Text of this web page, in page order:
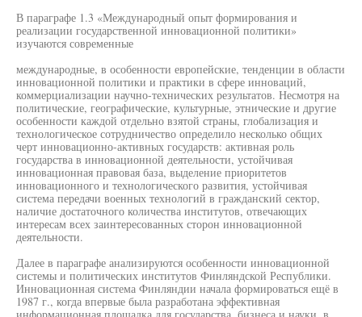
В параграфе 1.3 «Международный опыт формирования и
реализации государственной инновационной политики»
изучаются современные
международные, в особенности европейские, тенденции в области
инновационной политики и практики в сфере инноваций,
коммерциализации научно-технических результатов. Несмотря на
политические, географические, культурные, этнические и другие
особенности каждой отдельно взятой страны, глобализация и
технологическое сотрудничество определило несколько общих
черт инновационно-активных государств: активная роль
государства в инновационной деятельности, устойчивая
инновационная правовая база, выделение приоритетов
инновационного и технологического развития, устойчивая
система передачи военных технологий в гражданский сектор,
наличие достаточного количества институтов, отвечающих
интересам всех заинтересованных сторон инновационной
деятельности.
Далее в параграфе анализируются особенности инновационной
системы и политических институтов Финляндской Республики.
Инновационная система Финляндии начала формироваться ещё в
1987 г., когда впервые была разработана эффективная